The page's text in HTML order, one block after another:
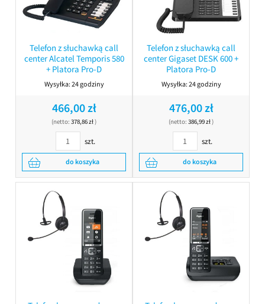
Telefon z słuchawką call
center Alcatel Temporis 580
+ Platora Pro-D
Wysyłka:24 godziny
466,00 zł
(netto: 378,86 zł)
szt.
do koszyka
Telefon z słuchawką call
center Gigaset DESK 600 +
Platora Pro-D
Wysyłka:24 godziny
476,00 zł
(netto: 386,99 zł)
szt.
do koszyka